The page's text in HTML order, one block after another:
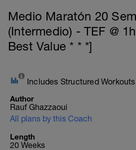
Medio Maratón 20
(Intermedio) - TEF @
Best Value * * *]
Includes Structured Workouts
Author
Rauf Ghazzaoui
All plans by this Coach
Length
20 Weeks